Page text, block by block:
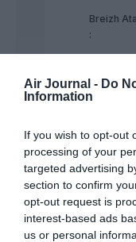
Air Journal - Do
Information
If you wish to opt-out
processing of your
targeted advertising
section to confirm
opt-out request is
interest-based ads
us or personal
Breizh
:
qui vivent
du billet
qu’en
perdu.